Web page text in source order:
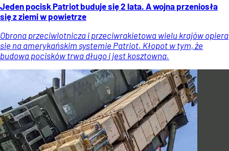
Jeden pocisk Patriot buduje się 2 lata. A wojna przeniosła
się z ziemi w powietrze
Obrona przeciwlotnicza i przeciwrakietowa wielu krajów opiera
się na amerykańskim systemie Patriot. Kłopot w tym, że
budowa pocisków trwa długo i jest kosztowna.